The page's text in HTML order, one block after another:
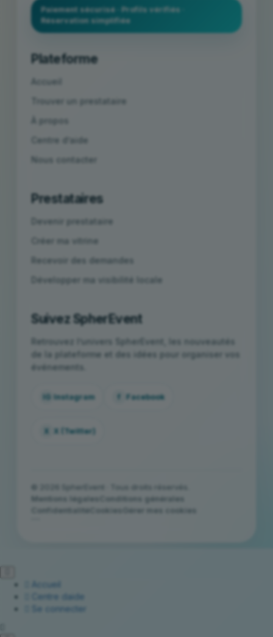
Paiement sécurisé · Profils vérifiés ·
Réservation simplifiée
Plateforme
Accueil
Trouver un prestataire
À propos
Centre d’aide
Nous contacter
Prestataires
Devenir prestataire
Créer ma vitrine
Recevoir des demandes
Développer ma visibilité locale
Suivez SpherEvent
Retrouvez l’univers SpherEvent, les nouveautés
de la plateforme et des idées pour organiser vos
événements.
IG Instagram f Facebook
X X (Twitter)
© 2026 SpherEvent · Tous droits réservés.
Mentions légales
Conditions générales
Confidentialité Cookies Gérer mes cookies
Accueil
Centre daide
Se connecter